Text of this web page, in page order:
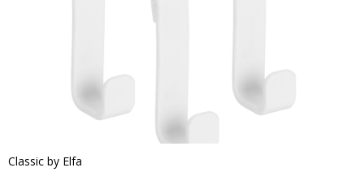
Classic by Elfa